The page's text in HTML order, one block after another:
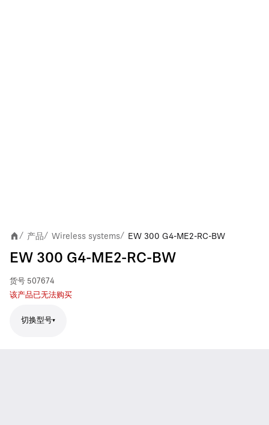
/ 产品/ Wireless systems/ EW 300 G4-ME2-RC-BW
EW 300 G4-ME2-RC-BW
货号 507674
该产品已无法购买
切换型号